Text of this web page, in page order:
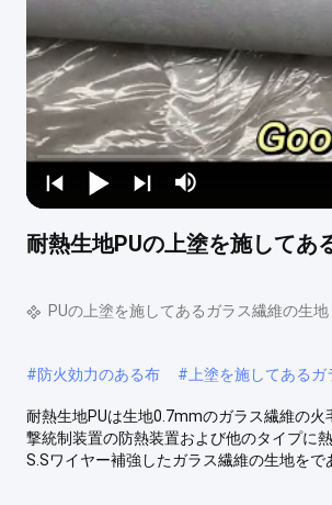
耐熱生地PUの上塗を施してあ
PUの上塗を施してあるガラス繊維の生地
#防火効力のある布 # 上塗を施してある
耐熱生地PUは生地0.7mmのガラス繊維の
撃統制装置の防熱装置および他のタイプに
S.Sワイヤー補強したガラス繊維の生地をで